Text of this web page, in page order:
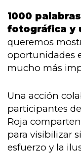
1000
fotográfica y
queremos
oportunidades
mucho más
Una acción
participantes
Roja
para visibilizar
esfuerzo y la